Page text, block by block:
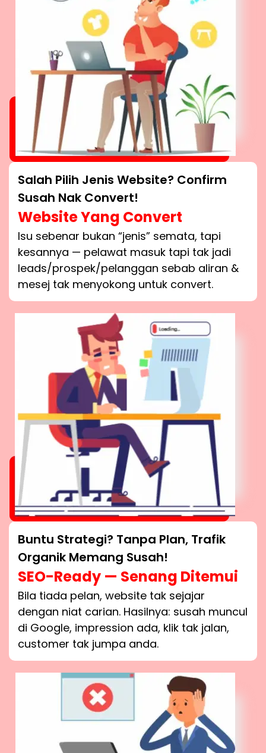
Salah Pilih Jenis Website? Confirm
Susah Nak Convert!
Website Yang Convert
Isu sebenar bukan “jenis” semata, tapi
kesannya — pelawat masuk tapi tak jadi
leads/prospek/pelanggan sebab aliran &
mesej tak menyokong untuk convert.
Buntu Strategi? Tanpa Plan, Trafik
Organik Memang Susah!
SEO-Ready — Senang Ditemui
Bila tiada pelan, website tak sejajar
dengan niat carian. Hasilnya: susah muncul
di Google, impression ada, klik tak jalan,
customer tak jumpa anda.